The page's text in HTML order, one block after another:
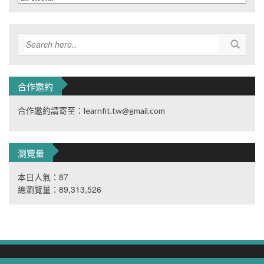
類
合作邀約
合作邀約請寄至：learnfit.tw@gmail.com
瀏覽量
本日人氣：87
總瀏覽量：89,313,526